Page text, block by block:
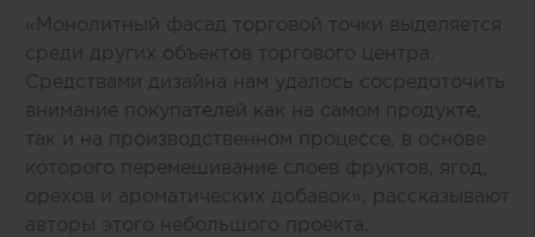
«Монолитный фасад торговой точки выделяется
среди других объектов торгового центра.
Средствами дизайна нам удалось сосредоточить
внимание покупателей как на самом продукте,
так и на производственном процессе, в основе
которого перемешивание слоев фруктов, ягод,
орехов и ароматических добавок», рассказывают
авторы этого небольшого проекта.